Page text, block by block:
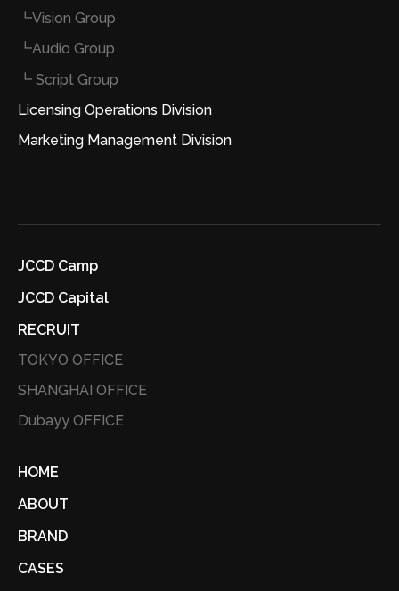
┗Vision Group
┗Audio Group
┗ Script Group
Licensing Operations Division
Marketing Management Division
JCCD Camp
JCCD Capital
RECRUIT
TOKYO OFFICE
SHANGHAI OFFICE
Dubayy OFFICE
HOME
ABOUT
BRAND
CASES